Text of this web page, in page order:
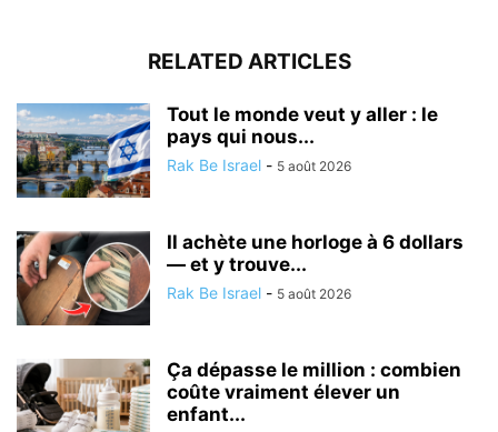
RELATED ARTICLES
Tout le monde veut y aller : le
pays qui nous...
Rak Be Israel - 5 août 2026
Il achète une horloge à 6 dollars
— et y trouve...
Rak Be Israel - 5 août 2026
Ça dépasse le million : combien
coûte vraiment élever un
enfant...